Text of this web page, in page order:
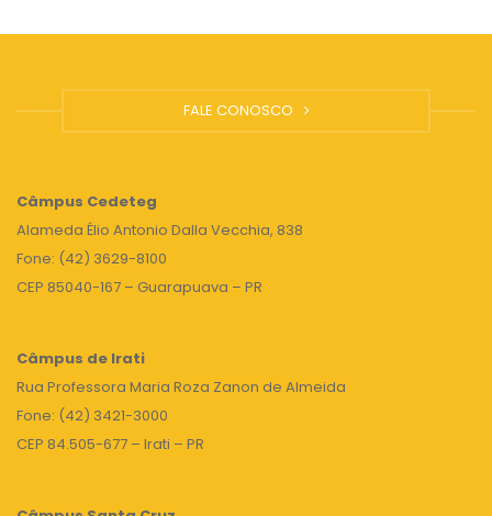
FALE CONOSCO
Câmpus Cedeteg
Alameda Élio Antonio Dalla Vecchia, 838
Fone: (42) 3629-8100
CEP 85040-167 – Guarapuava – PR
Câmpus de Irati
Rua Professora Maria Roza Zanon de Almeida
Fone: (42) 3421-3000
CEP 84.505-677 – Irati – PR